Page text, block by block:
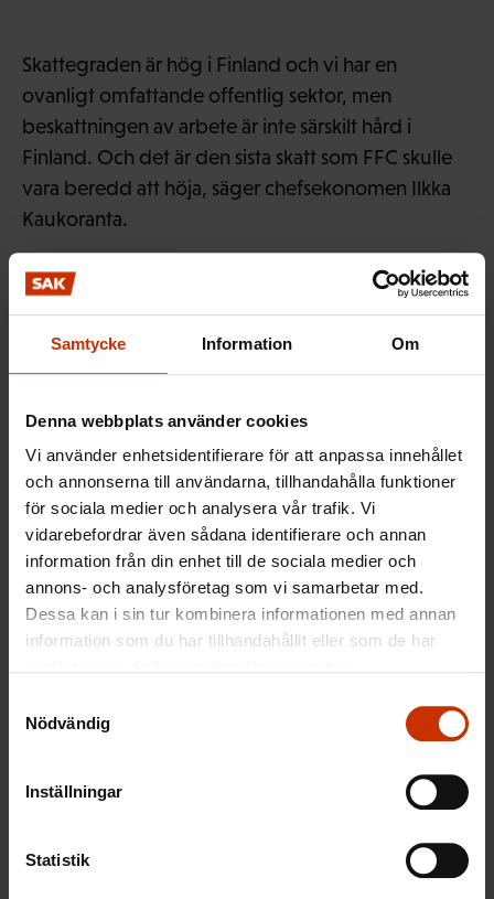
Samtycke Information Om
Denna webbplats använder cookies
Vi använder enhetsidentifierare för att anpassa innehållet
och annonserna till användarna, tillhandahålla funktioner
för sociala medier och analysera vår trafik. Vi
vidarebefordrar även sådana identifierare och annan
information från din enhet till de sociala medier och
annons- och analysföretag som vi samarbetar med.
Dessa kan i sin tur kombinera informationen med annan
information som du har tillhandahållit eller som de har
Nödvändig
Inställningar
Statistik
Skattegraden är hög i Finland och vi har en
ovanligt omfattande offentlig sektor, men
beskattningen av arbete är inte särskilt hård i
Finland. Och det är den sista skatt som FFC skulle
vara beredd att höja, säger chefsekonomen Ilkka
Kaukoranta.
höja till exempel arvsskatten.
– Det finns en bred enighet bland ekonomer om
att arvsskatten är den skatt som är minst skadlig för
sysselsättningen och den ekonomiska tillväxten.
Veera Luoma-aho / Toimitus